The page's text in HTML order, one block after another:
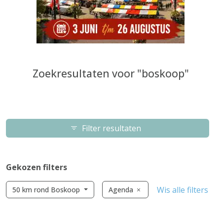
Zoekresultaten voor "boskoop"
Filter resultaten
Gekozen filters
50 km rond Boskoop Agenda Wis alle filters